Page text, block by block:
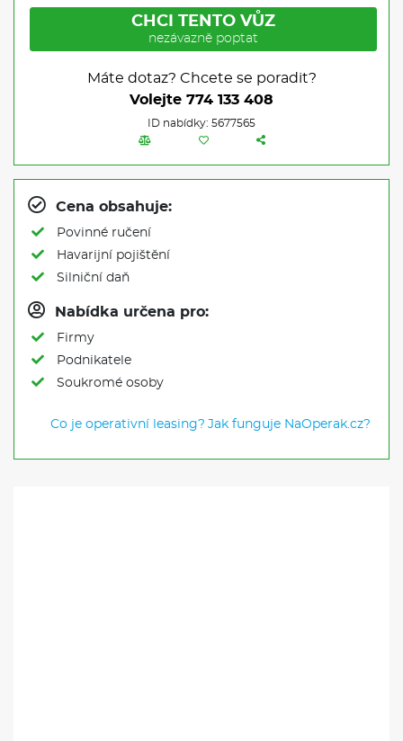
CHCI TENTO VŮZ
nezávazně poptat
Máte dotaz? Chcete se poradit?
Volejte 774 133 408
ID nabídky: 5677565
Cena obsahuje:
Povinné ručení
Havarijní pojištění
Silniční daň
Nabídka určena pro:
Firmy
Podnikatele
Soukromé osoby
Co je operativní leasing? Jak funguje NaOperak.cz?